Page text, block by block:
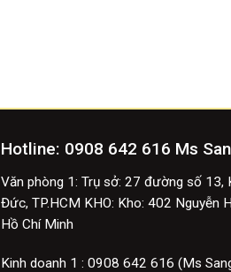
Hotline: 0908 642 616 Ms
Văn phòng 1: Trụ sở: 27 đường số 13,
Đức, TP.HCM KHO: Kho: 402 Nguyễn
Hồ Chí Minh
Kinh doanh 1 : 0908 642 616 (Ms